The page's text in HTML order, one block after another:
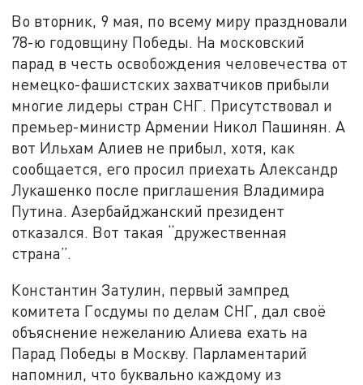
Во вторник, 9 мая, по всему миру праздновали
78-ю годовщину Победы. На московский
парад в честь освобождения человечества от
немецко-фашистских захватчиков прибыли
многие лидеры стран СНГ. Присутствовал и
премьер-министр Армении Никол Пашинян. А
вот Ильхам Алиев не прибыл, хотя, как
сообщается, его просил приехать Александр
Лукашенко после приглашения Владимира
Путина. Азербайджанский президент
отказался. Вот такая “дружественная
страна”.
Константин Затулин, первый зампред
комитета Госдумы по делам СНГ, дал своё
объяснение нежеланию Алиева ехать на
Парад Победы в Москву. Парламентарий
напомнил, что буквально каждому из